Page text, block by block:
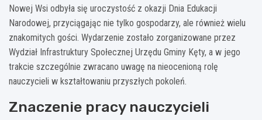
Nowej Wsi odbyła się uroczystość z okazji Dnia Edukacji
Narodowej, przyciągając nie tylko gospodarzy, ale również wielu
znakomitych gości. Wydarzenie zostało zorganizowane przez
Wydział Infrastruktury Społecznej Urzędu Gminy Kęty, a w jego
trakcie szczególnie zwracano uwagę na nieocenioną rolę
nauczycieli w kształtowaniu przyszłych pokoleń.
Znaczenie pracy nauczycieli